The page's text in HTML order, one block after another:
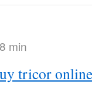
min
tricor online